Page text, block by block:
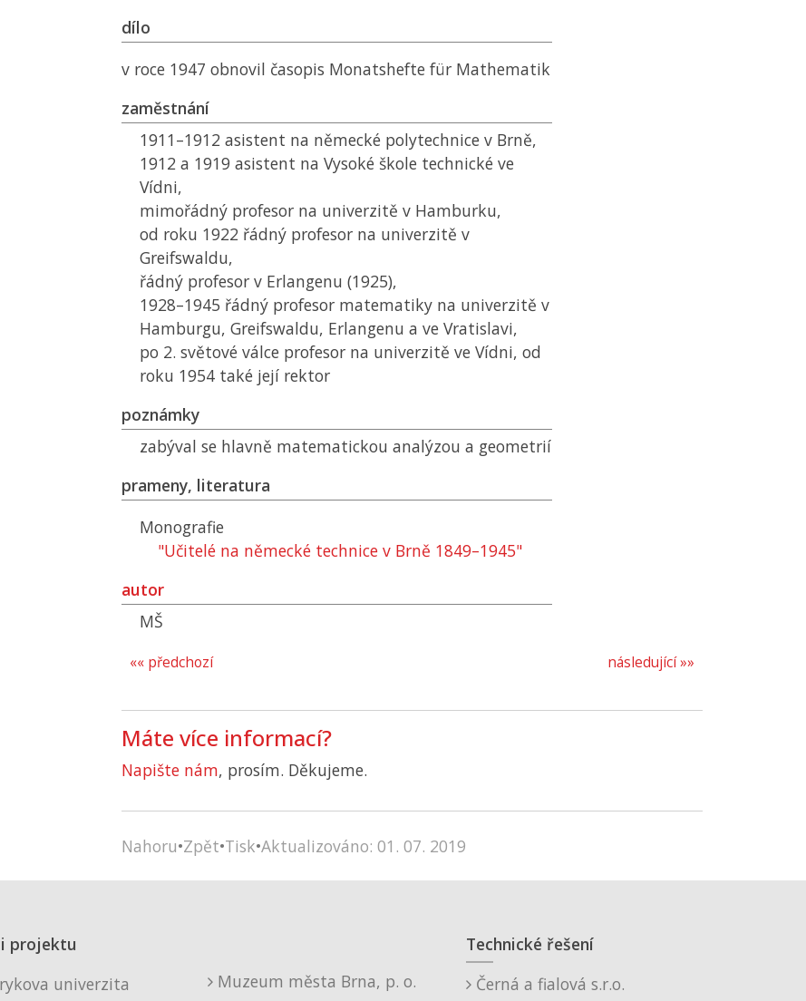
dílo
v roce 1947 obnovil časopis Monatshefte für Mathematik
zaměstnání
1911–1912 asistent na německé polytechnice v Brně,
1912 a 1919 asistent na Vysoké škole technické ve
Vídni,
mimořádný profesor na univerzitě v Hamburku,
od roku 1922 řádný profesor na univerzitě v
Greifswaldu,
řádný profesor v Erlangenu (1925),
1928–1945 řádný profesor matematiky na univerzitě v
Hamburgu, Greifswaldu, Erlangenu a ve Vratislavi,
po 2. světové válce profesor na univerzitě ve Vídni, od
roku 1954 také její rektor
poznámky
zabýval se hlavně matematickou analýzou a geometrií
prameny, literatura
Monografie
"Učitelé na německé technice v Brně 1849–1945"
autor
MŠ
následující »»
«« předchozí
Máte více informací?
Napište nám, prosím. Děkujeme.
Nahoru•Zpět•Tisk•Aktualizováno: 01. 07. 2019
projektu
univerzita
Muzeum města Brna, p. o.
Technické řešení
Černá a fialová s.r.o.